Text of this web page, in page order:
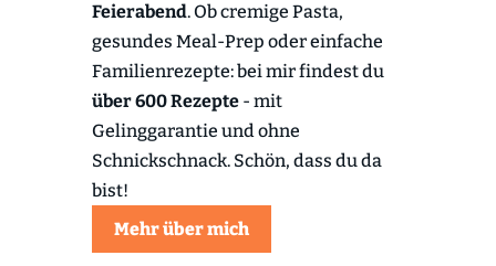
Feierabend. Ob cremige Pasta,
gesundes Meal-Prep oder einfache
Familienrezepte: bei mir findest du
über 600 Rezepte- mit
Gelinggarantie und ohne
Schnickschnack. Schön, dass du da
bist!
Mehr über mich